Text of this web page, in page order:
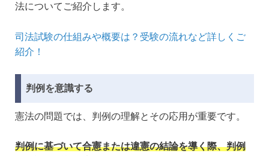
法についてご紹介します。
司法試験の仕組みや概要は？受験の流れなど詳しくご
紹介！
判例を意識する
憲法の問題では、判例の理解とその応用が重要です。
判例に基づいて合憲または違憲の結論を導く際、判例